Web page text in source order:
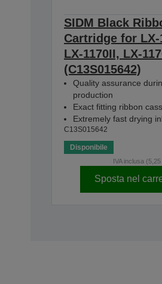
SIDM Black
Cartridge for LX-
LX-1170II, LX-
(C13S015642)
Quality assurance
production
Exact fitting ribbon
Extremely fast drying
C13S015642
Disponibile
IVA inclusa
Sposta nel